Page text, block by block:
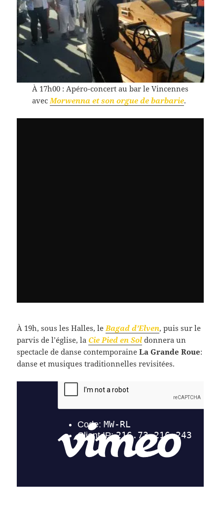
À 17h00 : Apéro-concert au bar le Vincennes
avecMorwenna et son orgue de barbarie.
À 19h, sous les Halles, leBagad d’Elven, puis sur le
parvis de l’église, la Cie Pied en Sol donnera un
spectacle de danse contemporaineLa Grande Roue:
danse et musiques traditionnelles revisitées.